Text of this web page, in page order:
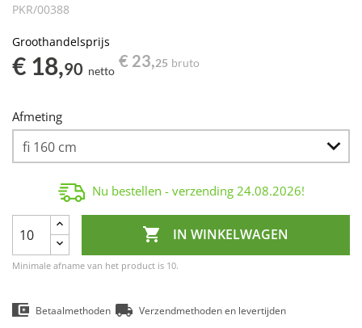
PKR/00388
Groothandelsprijs
€ 18,90 netto
€ 23,25 bruto
Afmeting
Nu bestellen - verzending 24.08.2026!
 IN WINKELWAGEN
Minimale afname van het product is 10.
Betaalmethoden Verzendmethoden en levertijden